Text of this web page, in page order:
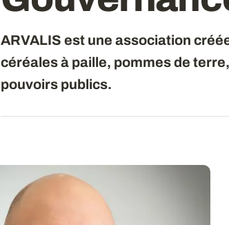
ARVALIS est une association
céréales à paille, pommes de
pouvoirs publics.